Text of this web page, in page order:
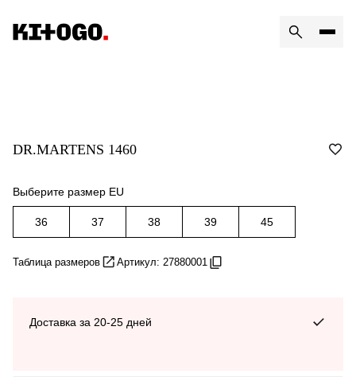
DR.MARTENS 1460
Выберите размер EU
36 37 38 39 45
Таблица размеров Артикул: 27880001
Доставка за 20-25 дней